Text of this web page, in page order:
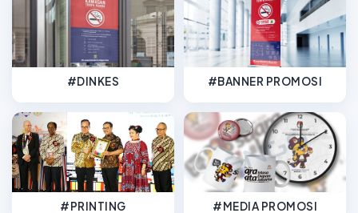
#DINKES #BANNER PROMOSI
#PRINTING #MEDIA PROMOSI